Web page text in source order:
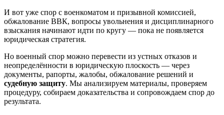
И вот уже спор с военкоматом и призывной комиссией,
обжалование ВВК, вопросы увольнения и дисциплинарного
взыскания начинают идти по кругу — пока не появляется
юридическая стратегия.
Но военный спор можно перевести из устных отказов и
неопределённости в юридическую плоскость — через
документы, рапорты, жалобы, обжалование решений и
судебную защиту. Мы анализируем материалы, проверяем
процедуру, собираем доказательства и сопровождаем спор до
результата.